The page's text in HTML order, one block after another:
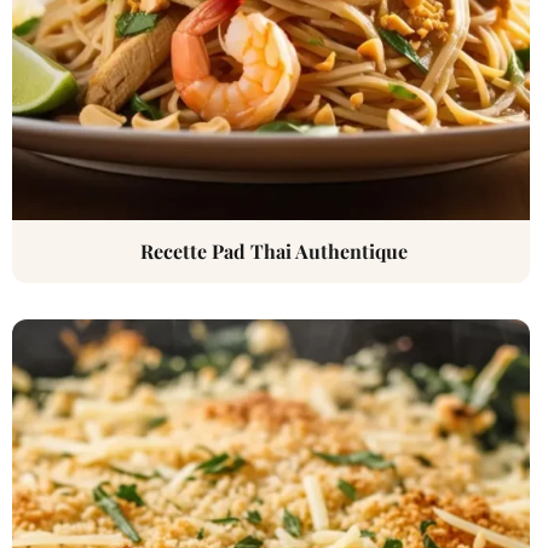
Recette Pad Thai Authentique